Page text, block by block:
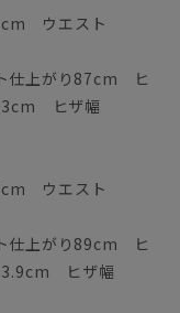
ウエスト
仕上がり87cm ヒ
ヒザ幅
ウエスト
仕上がり89cm ヒ
ヒザ幅